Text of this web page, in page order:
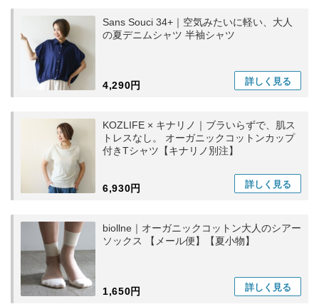
Sans Souci 34+｜空気みたいに軽い、大人
の夏デニムシャツ 半袖シャツ
4,290円 詳しく 見る
KOZLIFE × キナリノ｜ブラいらずで、肌ス
トレスなし。 オーガニックコットンカップ
付きTシャツ【キナリノ別注】
6,930円 詳しく 見る
biollne｜オーガニックコットン大人のシアー
ソックス 【メール便】【夏小物】
1,650円 詳しく 見る